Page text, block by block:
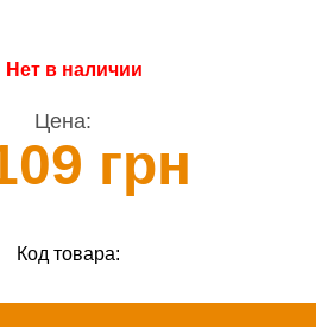
Нет в наличии
Цена:
грн
Код товара: